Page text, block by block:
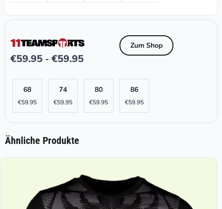
€59.95 - €59.95
Zum Shop
68
€59.95
74
€59.95
80
€59.95
86
€59.95
Ähnliche Produkte